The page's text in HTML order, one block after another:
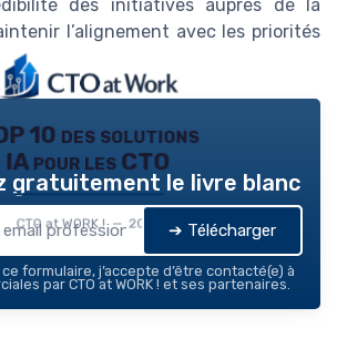
des initiatives auprès de la
l’alignement avec les priorités
10 des solutions
IA pour les CTO
CTO at WORK ! — 2026
gratuitement le livre blanc
➔ Télécharger
formulaire, j’accepte d’être contacté(e) à
par CTO at WORK ! et ses partenaires.